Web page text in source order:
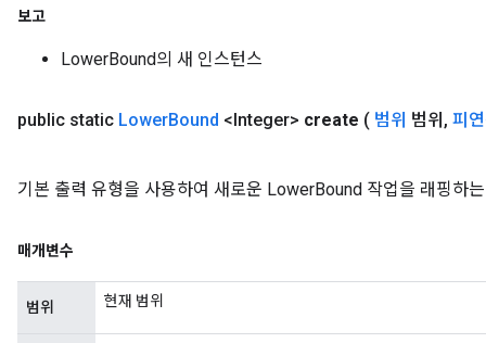
보고
LowerBound의 새 인스턴스
public static LowerBound <Integer> create ( 범위 범위 , 피
기본 출력 유형을 사용하여 새로운 LowerBound 작업을 래핑하
매개변수
범위 현재 범위